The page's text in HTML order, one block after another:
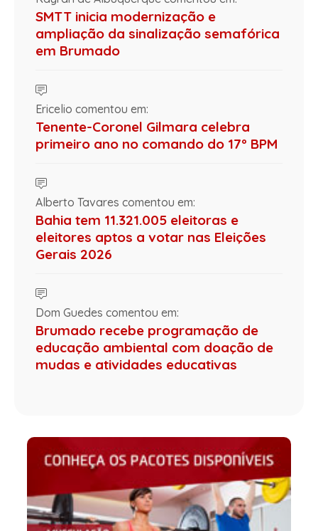
SMTT inicia modernização e
ampliação da sinalização semafórica
em Brumado
Ericelio comentou em:
Tenente-Coronel Gilmara celebra
primeiro ano no comando do 17º BPM
Alberto Tavares comentou em:
Bahia tem 11.321.005 eleitoras e
eleitores aptos a votar nas Eleições
Gerais 2026
Dom Guedes comentou em:
Brumado recebe programação de
educação ambiental com doação de
mudas e atividades educativas